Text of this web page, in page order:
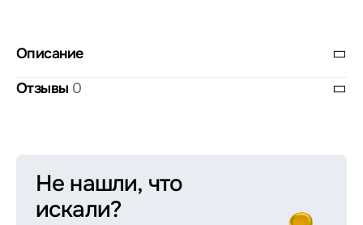
Описание
Отзывы 0
Не нашли, что
искали?